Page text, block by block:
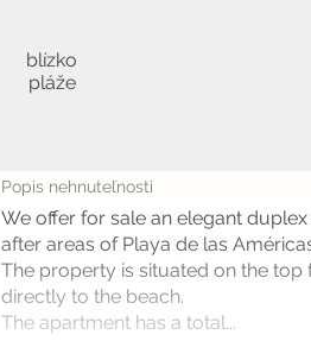
blízko
pláže
Popis nehnuteľnosti
We offer for sale an elegant
after areas of Playa de las
The property is situated on the
directly to the beach.
The apartment has a total...